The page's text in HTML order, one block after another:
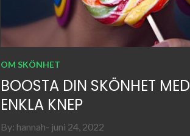
OM SKÖNHET
BOOSTA DIN SKÖNHET MED
ENKLA KNEP
By: hannah Posted
juni 24, 2022